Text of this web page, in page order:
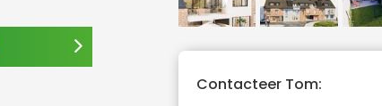
Contacteer Tom: